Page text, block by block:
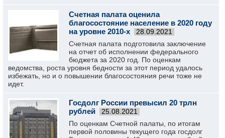
Счетная палата оценила
благосостояние население в 2020 году
на уровне 2010-х
28.09.2021
Счетная палата подготовила заключение
на отчет об исполнении федерального
бюджета за 2020 год. По оценкам
ведомства, роста уровня бедности за этот период удалось
избежать, но и о повышении благосостояния речи тоже не
идет.
Госдолг России превысил 20 трлн
рублей
25.08.2021
По оценкам Счетной палаты, по итогам
первой половины текущего года госдолг